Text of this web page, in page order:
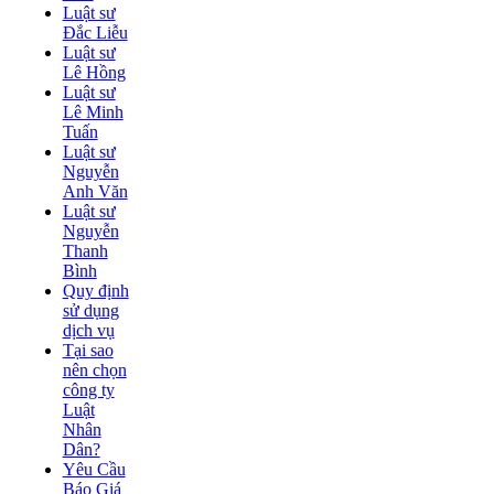
Luật sư
Đắc Liễu
Luật sư
Lê Hồng
Luật sư
Lê Minh
Tuấn
Luật sư
Nguyễn
Anh Văn
Luật sư
Nguyễn
Thanh
Bình
Quy định
sử dụng
dịch vụ
Tại sao
nên chọn
công ty
Luật
Nhân
Dân?
Yêu Cầu
Báo Giá